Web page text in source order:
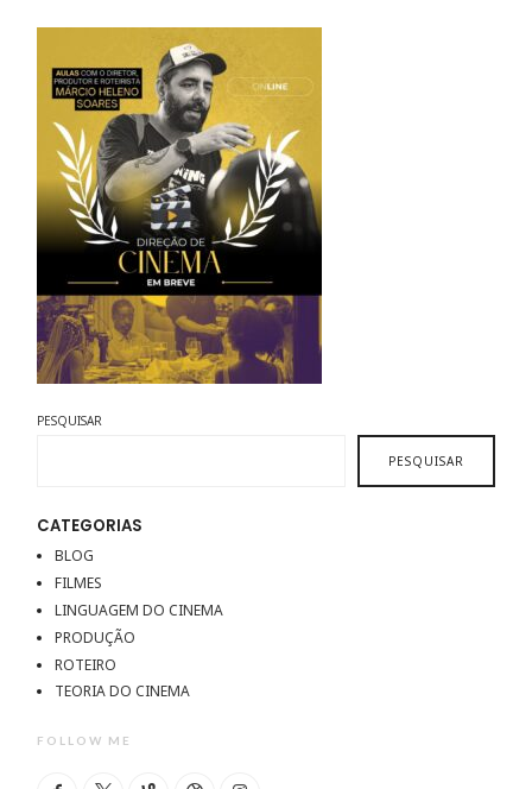
PESQUISAR
PESQUISAR
CATEGORIAS
BLOG
FILMES
LINGUAGEM DO CINEMA
PRODUÇÃO
ROTEIRO
TEORIA DO CINEMA
FOLLOW ME